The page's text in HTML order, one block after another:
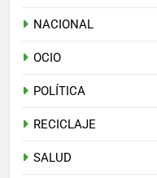
NACIONAL
OCIO
POLÍTICA
RECICLAJE
SALUD